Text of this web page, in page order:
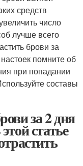
средств
число
лучше всего
брови за
помните об
при попадании
составы
за 2 дня
статье